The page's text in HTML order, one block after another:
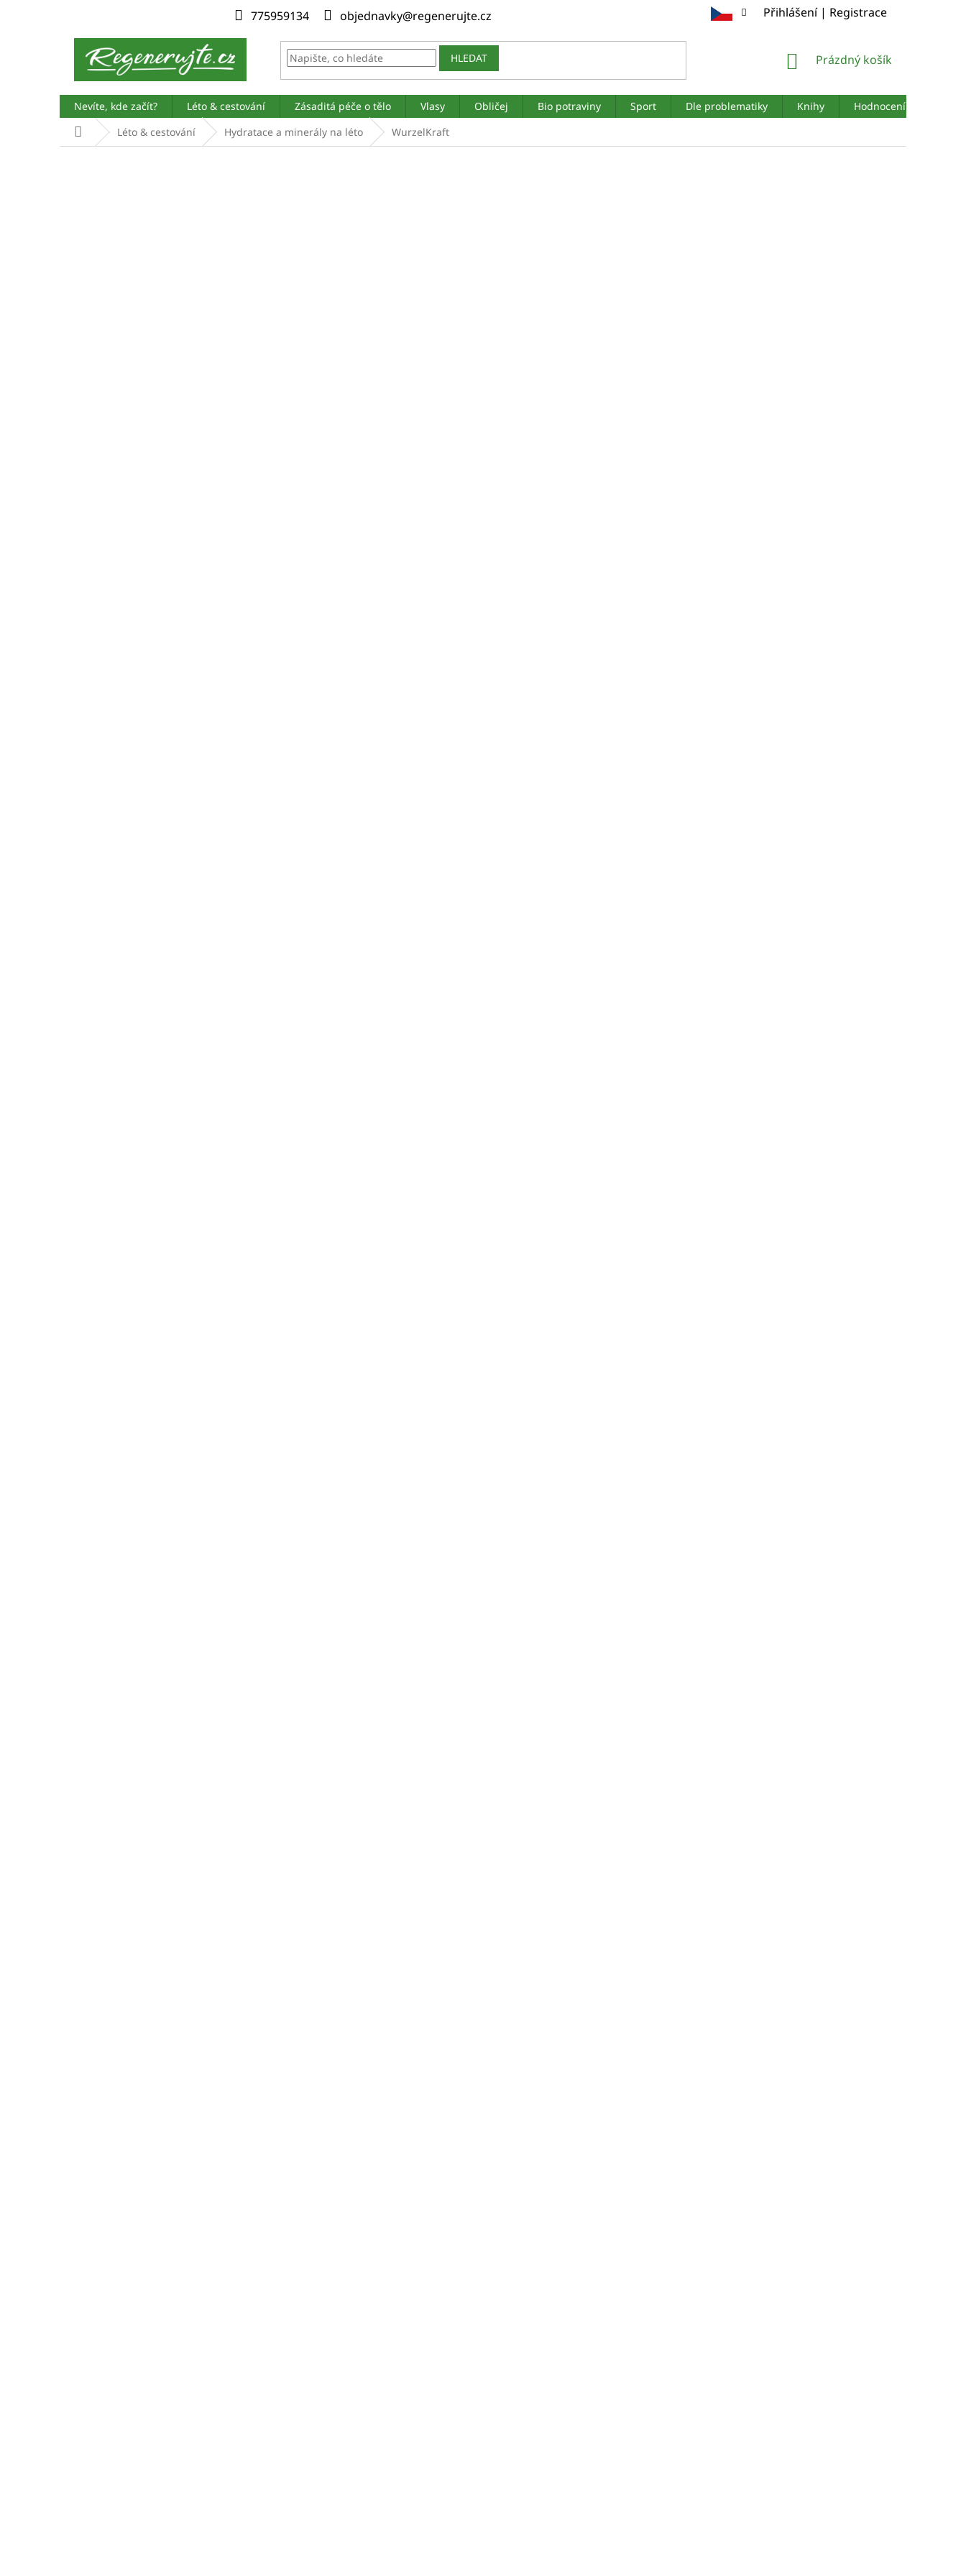
775959134 objednavky@regenerujte.cz Přihlášení | Registrace
HLEDAT
NÁKUPNÍ
Prázdný košík
Nevíte, kde začít? Léto & cestování Zásaditá péče o tělo Vlasy Obličej Bio potraviny Sport Dle problematiky Knihy
Hodnocení obchodu
Domů Léto & cestování Hydratace a minerály na léto WurzelKraft